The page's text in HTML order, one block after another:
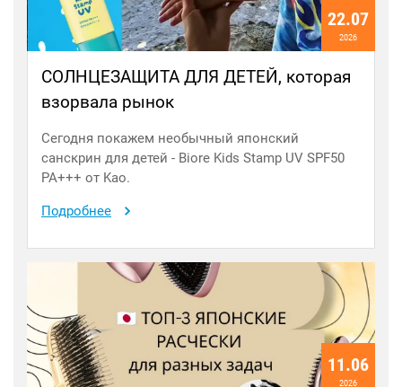
22.07
2026
СОЛНЦЕЗАЩИТА ДЛЯ ДЕТЕЙ, которая
взорвала рынок
Сегодня покажем необычный японский
санскрин для детей - Biore Kids Stamp UV SPF50
PA+++ от Kao.
Подробнее
11.06
2026